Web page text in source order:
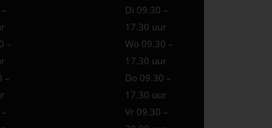
–
–
Di 09.30 –
17.30 uur
Wo 09.30 –
17.30 uur
Do 09.30 –
17.30 uur
Vr 09.30 –